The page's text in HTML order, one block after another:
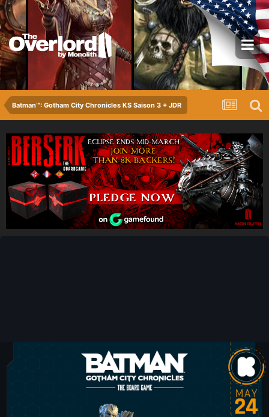
Batman™: Gotham City Chronicles KS Saison 3 + JDR